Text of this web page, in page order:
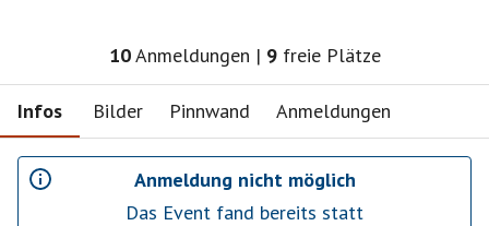
10Anmeldungen | 9 freie Plätze
Infos Bilder Pinnwand Anmeldungen
Anmeldung nicht möglich
Das Event fand bereits statt